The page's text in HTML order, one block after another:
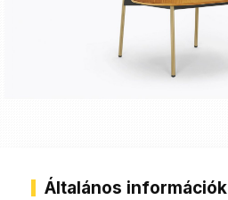
Általános információk